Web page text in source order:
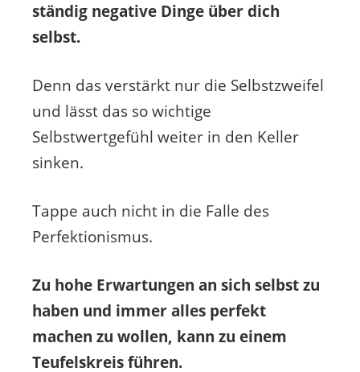
ständig negative Dinge über dich
selbst.
Denn das verstärkt nur die Selbstzweifel
und lässt das so wichtige
Selbstwertgefühl weiter in den Keller
sinken.
Tappe auch nicht in die Falle des
Perfektionismus.
Zu hohe Erwartungen an sich selbst zu
haben und immer alles perfekt
machen zu wollen, kann zu einem
Teufelskreis führen.